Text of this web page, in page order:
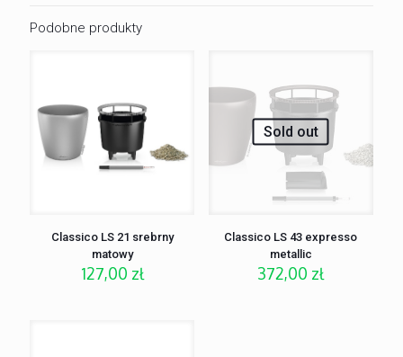
Podobne produkty
Classico LS 21 srebrny
matowy
127,00 zł
Sold out
Classico LS 43 expresso
metallic
372,00 zł